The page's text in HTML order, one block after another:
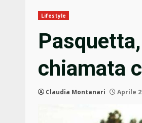
Lifestyle
chiamata
Claudia Montanari Aprile